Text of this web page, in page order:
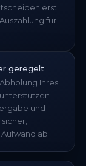
erst
für
geregelt
Ihres
und
ab.